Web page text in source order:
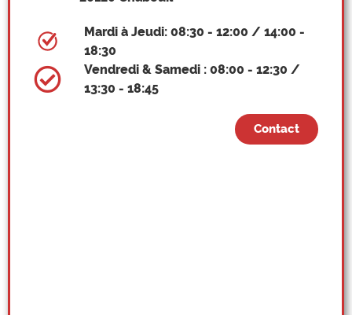
Mardi à Jeudi: 08:30 - 12:00 / 14:00 -
18:30
Vendredi & Samedi : 08:00 - 12:30 /
13:30 - 18:45
Contact